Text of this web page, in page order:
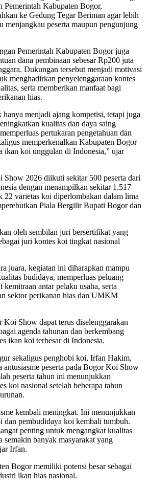
Pemerintah Kabupaten Bogor,
ke Gedung Tegar Beriman agar lebih
menjangkau peserta maupun pengunjung
Pemerintah Kabupaten Bogor juga
dana pembinaan sebesar Rp200 juta
Dukungan tersebut menjadi motivasi
menghadirkan penyelenggaraan kontes
serta memberikan manfaat bagi
hias.
menjadi ajang kompetisi, tetapi juga
kualitas dan daya saing
pertukaran pengetahuan dan
memperkenalkan Kabupaten Bogor
ikan koi unggulan di Indonesia,” ujar
2026 diikuti sekitar 500 peserta dari
dengan menampilkan sekitar 1.517
22 varietas koi diperlombakan dalam lima
Piala Bergilir Bupati Bogor dan
oleh sembilan juri bersertifikat yang
juri kontes koi tingkat nasional
juara, kegiatan ini diharapkan mampu
budidaya, memperluas peluang
kemitraan antar pelaku usaha, serta
sektor perikanan hias dan UMKM
Koi Show dapat terus diselenggarakan
agenda tahunan dan berkembang
ikan koi terbesar di Indonesia.
sekaligus penghobi koi, Irfan Hakim,
antusiasme peserta pada Bogor Koi Show
peserta tahun ini menunjukkan
koi nasional setelah beberapa tahun
kembali meningkat. Ini menunjukkan
dan pembudidaya koi kembali tumbuh.
penting untuk mengangkat kualitas
semakin banyak masyarakat yang
Irfan.
Bogor memiliki potensi besar sebagai
ikan hias nasional.